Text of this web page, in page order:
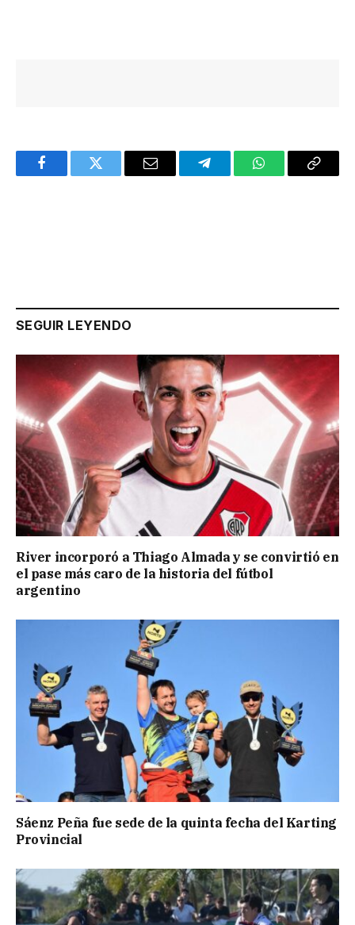
FacebookTwitter Email TelegramWhatsAppCopy
SEGUIR LEYENDO
River incorporó a Thiago Almada y se convirtió en
el pase más caro de la historia del fútbol
argentino
Sáenz Peña fue sede de la quinta fecha del Karting
Provincial